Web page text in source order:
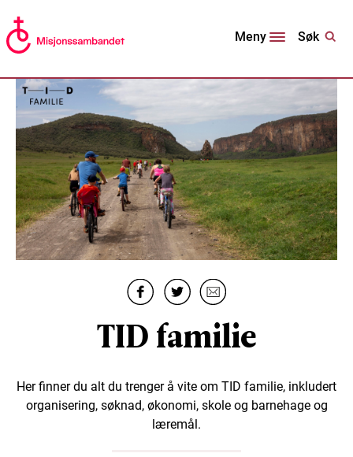
Meny Søk
TID familie
Her finner du alt du trenger å vite om TID familie, inkludert
organisering, søknad, økonomi, skole og barnehage og
læremål.